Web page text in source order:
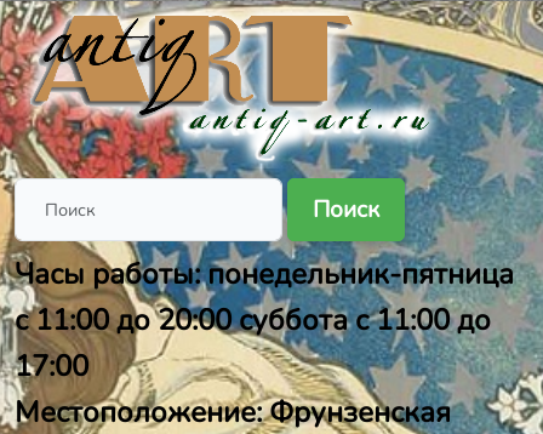
Поиск
Часы работы: понедельник-пятница
с 11:00 до 20:00 суббота с 11:00 до
17:00
Местоположение: Фрунзенская